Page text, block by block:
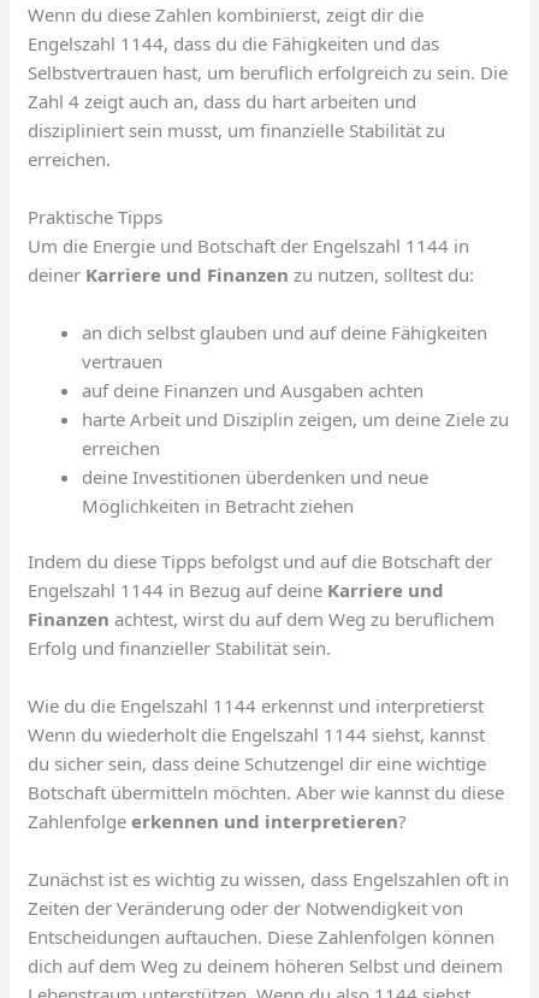
Wenn du diese Zahlen kombinierst, zeigt dir die
Engelszahl 1144, dass du die Fähigkeiten und das
Selbstvertrauen hast, um beruflich erfolgreich zu sein. Die
Zahl 4 zeigt auch an, dass du hart arbeiten und
diszipliniert sein musst, um finanzielle Stabilität zu
erreichen.
Praktische Tipps
Um die Energie und Botschaft der Engelszahl 1144 in
deiner Karriere und Finanzen zu nutzen, solltest du:
an dich selbst glauben und auf deine Fähigkeiten
vertrauen
auf deine Finanzen und Ausgaben achten
harte Arbeit und Disziplin zeigen, um deine Ziele zu
erreichen
deine Investitionen überdenken und neue
Möglichkeiten in Betracht ziehen
Indem du diese Tipps befolgst und auf die Botschaft der
Engelszahl 1144 in Bezug auf deine Karriere und
Finanzen achtest, wirst du auf dem Weg zu beruflichem
Erfolg und finanzieller Stabilität sein.
Wie du die Engelszahl 1144 erkennst und interpretierst
Wenn du wiederholt die Engelszahl 1144 siehst, kannst
du sicher sein, dass deine Schutzengel dir eine wichtige
Botschaft übermitteln möchten. Aber wie kannst du diese
Zahlenfolgeerkennen und interpretieren?
Zunächst ist es wichtig zu wissen, dass Engelszahlen oft in
Zeiten der Veränderung oder der Notwendigkeit von
Entscheidungen auftauchen. Diese Zahlenfolgen können
dich auf dem Weg zu deinem höheren Selbst und deinem